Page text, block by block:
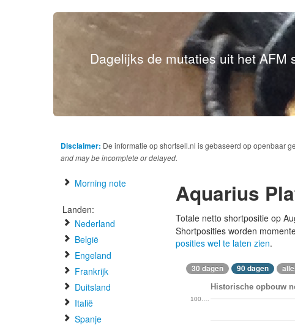
Dagelijks de mutaties uit het AFM
Disclaimer: De informatie op shortsell.nl is gebaseerd op openbaar
and may be incomplete or delayed.
Morning note
Landen:
Nederland
België
Engeland
Frankrijk
Duitsland
Italië
Spanje
Aquarius
Totale netto shortpositie op
Shortposities worden
posities wel te laten zien.
30 dagen 90 dagen
Historische opbouw
100.…